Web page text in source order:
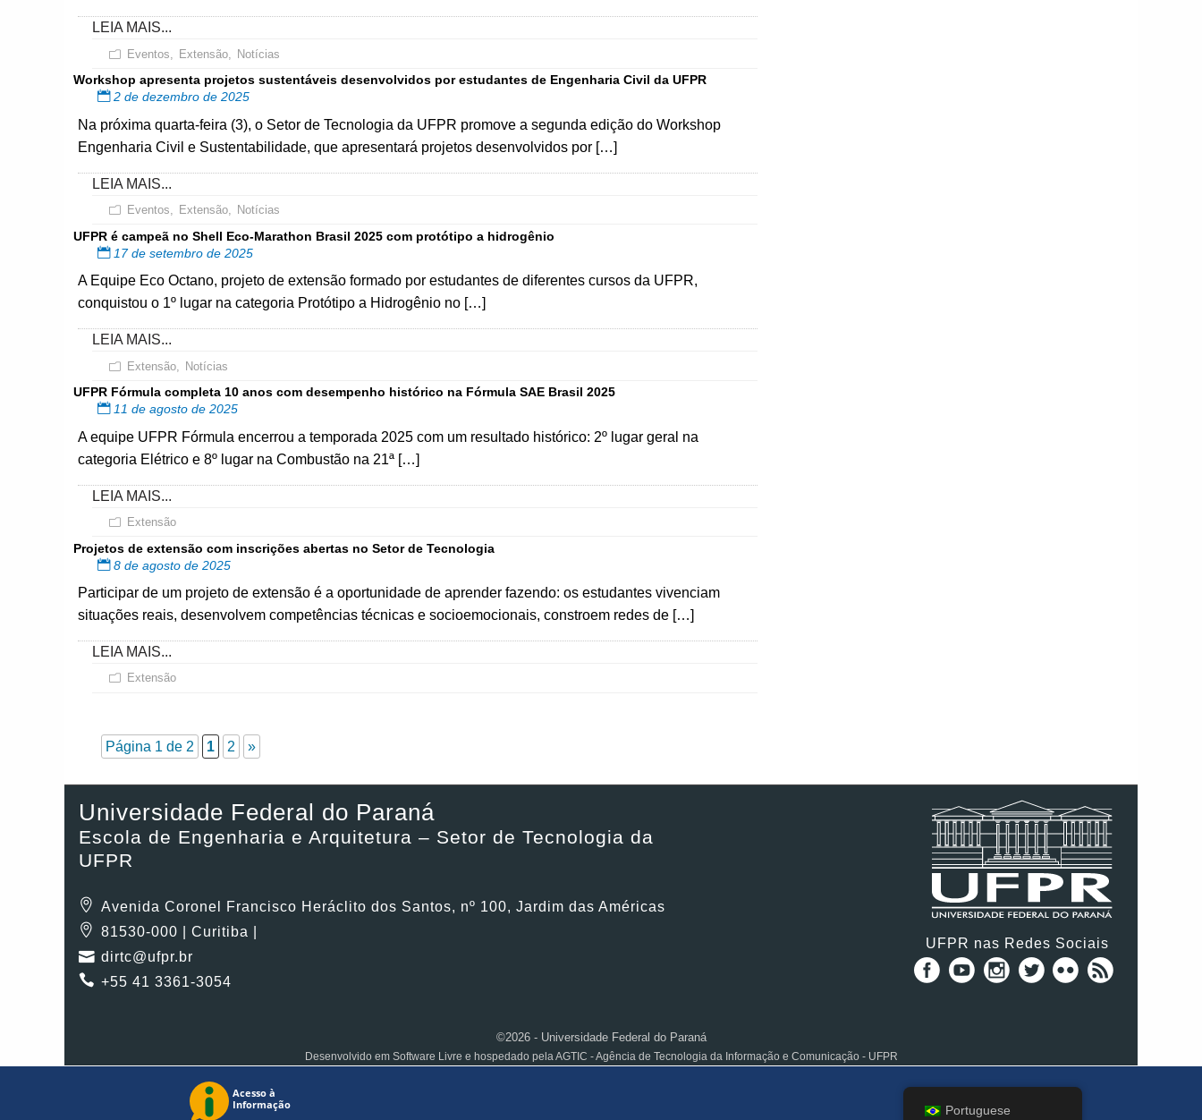
LEIA MAIS...
Eventos Extensão, Notícias
Workshop apresenta projetos sustentáveis desenvolvidos por estudantes de Engenharia Civil da UFPR
2 de dezembro de 2025
Na próxima quarta-feira (3), o Setor de Tecnologia da UFPR promove a segunda edição do Workshop
Engenharia Civil e Sustentabilidade, que apresentará projetos desenvolvidos por […]
LEIA MAIS...
Eventos, Extensão, Notícias
UFPR é campeã no Shell Eco-Marathon Brasil 2025 com protótipo a hidrogênio
17 de setembro de 2025
A Equipe Eco Octano, projeto de extensão formado por estudantes de diferentes cursos da UFPR,
conquistou o 1º lugar na categoria Protótipo a Hidrogênio no […]
LEIA MAIS...
Extensão, Notícias
UFPR Fórmula completa 10 anos com desempenho histórico na Fórmula SAE Brasil 2025
11 de agosto de 2025
A equipe UFPR Fórmula encerrou a temporada 2025 com um resultado histórico: 2º lugar geral na
categoria Elétrico e 8º lugar na Combustão na 21ª […]
LEIA MAIS...
Extensão
Projetos de extensão com inscrições abertas no Setor de Tecnologia
8 de agosto de 2025
Participar de um projeto de extensão é a oportunidade de aprender fazendo: os estudantes vivenciam
situações reais, desenvolvem competências técnicas e socioemocionais, constroem redes de […]
LEIA MAIS...
Extensão
Página 1 de 2 1 2 »
Universidade Federal do Paraná
Escola de Engenharia e Arquitetura – Setor de Tecnologia da
UFPR
Avenida Coronel Francisco Heráclito dos Santos, nº 100, Jardim das Américas
81530-000 | Curitiba |
dirtc@ufpr.br
+55 41 3361-3054
UFPR nas Redes Sociais
©2026 - Universidade Federal do Paraná
Desenvolvido em Software Livre e hospedado pela AGTIC - Agência de Tecnologia da Informação e Comunicação - UFPR
Portuguese